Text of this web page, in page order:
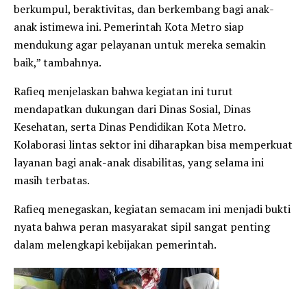
berkumpul, beraktivitas, dan berkembang bagi anak-
anak istimewa ini. Pemerintah Kota Metro siap
mendukung agar pelayanan untuk mereka semakin
baik,” tambahnya.
Rafieq menjelaskan bahwa kegiatan ini turut
mendapatkan dukungan dari Dinas Sosial, Dinas
Kesehatan, serta Dinas Pendidikan Kota Metro.
Kolaborasi lintas sektor ini diharapkan bisa memperkuat
layanan bagi anak-anak disabilitas, yang selama ini
masih terbatas.
Rafieq menegaskan, kegiatan semacam ini menjadi bukti
nyata bahwa peran masyarakat sipil sangat penting
dalam melengkapi kebijakan pemerintah.